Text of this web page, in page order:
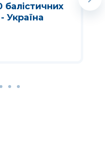
балістичних
Україна